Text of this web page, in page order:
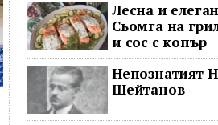
Лесна и
Сьомга на
и сос с копър
Непознатият
Шейтанов